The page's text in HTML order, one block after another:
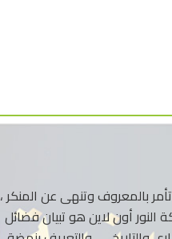
تأمر بالمعروف وتنهى عن المنكر ،
النور أون لاين هو تبيان فضائل